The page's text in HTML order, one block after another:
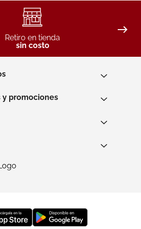
Retiro en tienda
sin costo
y promociones